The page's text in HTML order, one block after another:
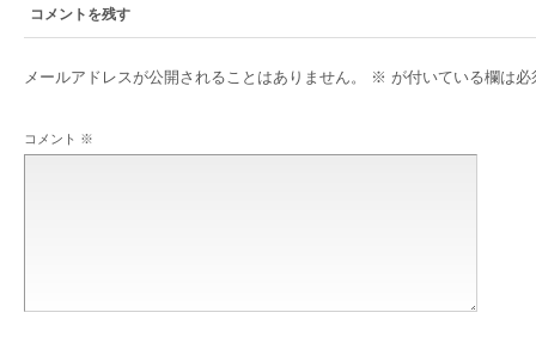
コメントを残す
メールアドレスが公開されることはありません。 ※ が付いている欄は必
コメント ※